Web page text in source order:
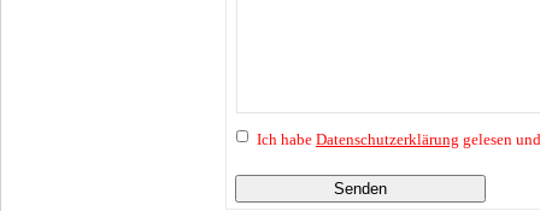
Ich habe Datenschutzerklärung gelesen
Senden